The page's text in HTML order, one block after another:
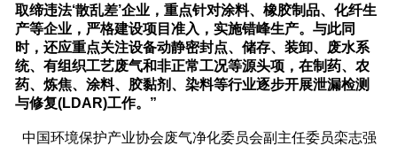
取缔违法‘散乱差’企业，重点针对涂料、橡胶制品、化纤生
产等企业，严格建设项目准入，实施错峰生产。与此同
时，还应重点关注设备动静密封点、储存、装卸、废水系
统、有组织工艺废气和非正常工况等源头项，在制药、农
药、炼焦、涂料、胶黏剂、染料等行业逐步开展泄漏检测
与修复(LDAR)工作。”
中国环境保护产业协会废气净化委员会副主任委员栾志强